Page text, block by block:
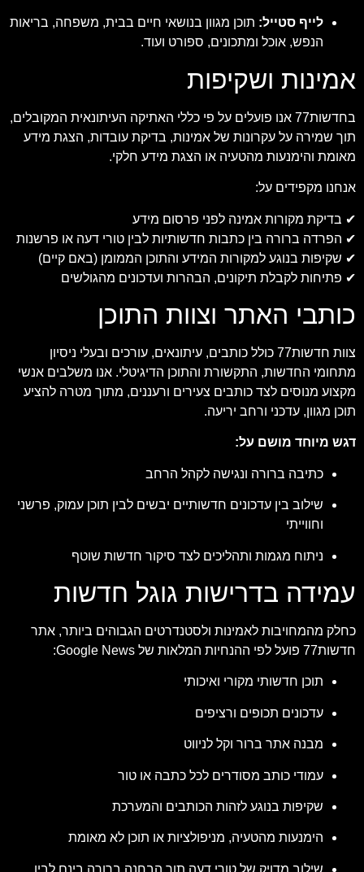
לייף סטייל: תוכן מגוון בנושאי חיים בבית, משפחה, בריאות
הנפש, אוכל ומתכונים, ספורט ועוד.
אמינות ושקיפות
בחדשות77 אנו פועלים על פי כללי האתיקה העיתונאית המקובלים,
תוך שמירה על עקרונות של אמינות, בדיקת עובדות, הצגת מידע
מאומת והימנעות מהטעיה או הצגת מידע חלקי.
אנחנו מקפידים על:
✔ בדיקת מקורות אמינה לפני פרסום מידע
✔ הפרדה ברורה בין כתבות חדשותיות לבין טורי דעה או פרשנות
✔ שקיפות בנוגע למקורות המידע והתוכן הממומן (באם קיים)
✔ פתיחות לקבלת תיקונים, הבהרות ועדכונים מהגולשים
כותבי האתר וצוות התוכן
צוות חדשות77 כולל כותבים, עיתונאים, עורכים ובעלי ניסיון
מתחומי החדשות, התקשורת והתוכן הדיגיטלי. אנו משלבים אנשי
מקצוע מנוסים לצד כותבים צעירים ורעננים, מתוך מטרה להציע
תוכן מגוון, עדכני ורחב יריעה.
דגש מיוחד מושם על:
כתיבה ברורה ונגישה לקהל הרחב
שילוב בין עדכונים חדשותיים יבשים לבין תוכן עמוק, פרשני
וחווייתי
ניתוח מגמות ותהליכים לצד סיקור חדשות שוטף
עמידה בדרישות גוגל חדשות
כחלק מהמחויבות לאמינות ולסטנדרטים הגבוהים ביותר, אתר
חדשות77 פועל לפי ההנחיות המלאות של Google News:
תוכן חדשותי מקורי ואיכותי
עדכונים תכופים ורציפים
מבנה אתר ברור וקל לניווט
עמודי כותב מסודרים לכל כתבה או טור
שקיפות בנוגע לזהות הכותבים והמערכת
הימנעות מהטעיה, מניפולציות או תוכן לא מאומת
שילוב מדויק של טורי דעה תוך הבחנה ברורה בינם לבין